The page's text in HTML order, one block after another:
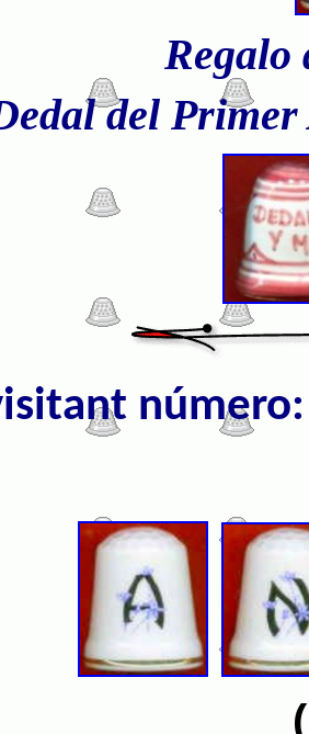
Regalo
del
númer